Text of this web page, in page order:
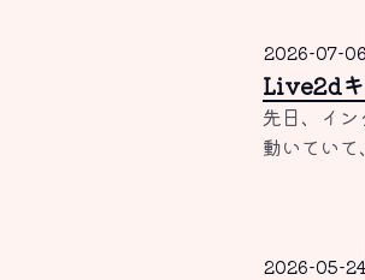
2026-07-06
Live2dキ
先日、イ
動いていて
2026-05-24